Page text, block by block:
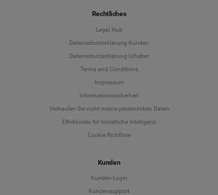
Rechtliches
Legal Hub
Datenschutzerklärung Kunden
Datenschutzerklärung Urheber
Terms and Conditions
Impressum
Informationssicherheit
Verkaufen Sie nicht meine persönlichen Daten
Ethikkodex für künstliche Intelligenz
Cookie Richtlinie
Kunden
Kunden-Login
Kundensupport
Deutsch
English